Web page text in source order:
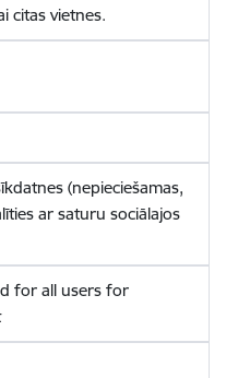
citas vietnes.
(nepieciešamas,
ar saturu sociālajos
for all users for